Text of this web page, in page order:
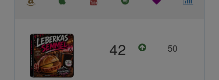
42 50